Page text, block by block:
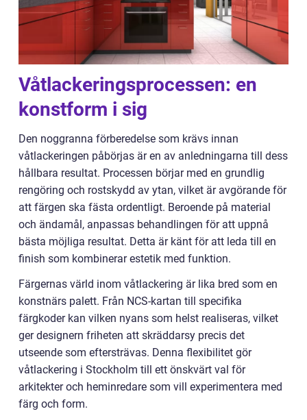
Våtlackeringsprocessen: en
konstform i sig
Den noggranna förberedelse som krävs innan
våtlackeringen påbörjas är en av anledningarna till dess
hållbara resultat. Processen börjar med en grundlig
rengöring och rostskydd av ytan, vilket är avgörande för
att färgen ska fästa ordentligt. Beroende på material
och ändamål, anpassas behandlingen för att uppnå
bästa möjliga resultat. Detta är känt för att leda till en
finish som kombinerar estetik med funktion.
Färgernas värld inom våtlackering är lika bred som en
konstnärs palett. Från NCS-kartan till specifika
färgkoder kan vilken nyans som helst realiseras, vilket
ger designern friheten att skräddarsy precis det
utseende som eftersträvas. Denna flexibilitet gör
våtlackering i Stockholm till ett önskvärt val för
arkitekter och heminredare som vill experimentera med
färg och form.